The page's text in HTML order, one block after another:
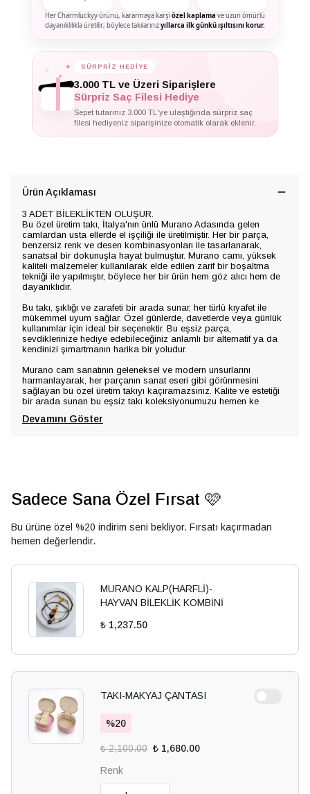
Her Charmluckyy ürünü, kararmaya karşıözel kaplama ve uzun ömürlü
dayanıklılıkla üretilir; böylece takılarınızyıllarca ilk günkü ışıltısını korur.
✦
✦ SÜRPRİZ HEDİYE
3.000 TL ve Üzeri Siparişlere
Sürpriz Saç Filesi Hediye
Sepet tutarınız 3.000 TL'ye ulaştığında sürpriz saç
filesi hediyeniz siparişinize otomatik olarak eklenir.
Ürün Açıklaması
3 ADET BİLEKLİKTEN OLUŞUR.
Bu özel üretim takı, İtalya'nın ünlü Murano Adasında gelen
camlardan usta ellerde el işçiliği ile üretilmiştir. Her bir parça,
benzersiz renk ve desen kombinasyonları ile tasarlanarak,
sanatsal bir dokunuşla hayat bulmuştur. Murano camı, yüksek
kaliteli malzemeler kullanılarak elde edilen zarif bir boşaltma
tekniği ile yapılmıştır, böylece her bir ürün hem göz alıcı hem de
dayanıklıdır.
Bu takı, şıklığı ve zarafeti bir arada sunar, her türlü kıyafet ile
mükemmel uyum sağlar. Özel günlerde, davetlerde veya günlük
kullanımlar için ideal bir seçenektir. Bu eşsiz parça,
sevdiklerinize hediye edebileceğiniz anlamlı bir alternatif ya da
kendinizi şımartmanın harika bir yoludur.
Murano cam sanatının geleneksel ve modern unsurlarını
harmanlayarak, her parçanın sanat eseri gibi görünmesini
sağlayan bu özel üretim takıyı kaçıramazsınız. Kalite ve estetiği
bir arada sunan bu eşsiz takı koleksiyonumuzu hemen ke
Devamını Göster
Sadece Sana Özel Fırsat 🩷
Bu ürüne özel %20 indirim seni bekliyor. Fırsatı kaçırmadan
hemen değerlendir.
MURANO KALP(HARFLİ)-
HAYVAN BİLEKLİK KOMBİNİ
₺ 1,237.50
TAKI-MAKYAJ ÇANTASI
%20
₺ 2,100.00 ₺ 1,680.00
Renk